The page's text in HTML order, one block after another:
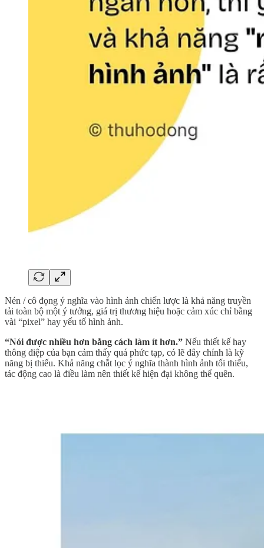
Nén / cô đọng ý nghĩa vào hình ảnh chiến lược là khả năng truyền
tải toàn bộ một ý tưởng, giá trị thương hiệu hoặc cảm xúc chỉ bằng
vài “pixel” hay yếu tố hình ảnh.
“Nói được nhiều hơn bằng cách làm ít hơn.” Nếu thiết kế hay
thông điệp của bạn cảm thấy quá phức tạp, có lẽ đây chính là kỹ
năng bị thiếu. Khả năng chắt lọc ý nghĩa thành hình ảnh tối thiểu,
tác động cao là điều làm nên thiết kế hiện đại không thể quên.